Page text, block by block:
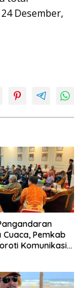
Desember,
Pemkab
Komunikasi